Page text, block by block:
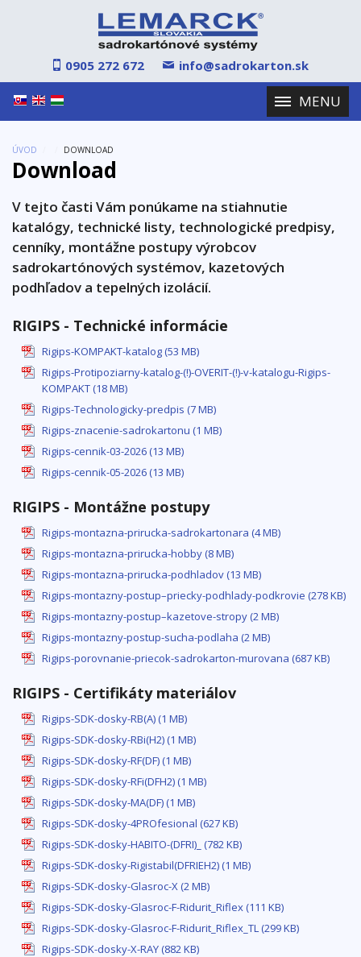
0905 272 672 info@sadrokarton.sk
MENU
ÚVOD DOWNLOAD
Download
V tejto časti Vám ponúkame na stiahnutie
katalógy, technické listy, technologické predpisy,
cenníky, montážne postupy výrobcov
sadrokartónových systémov, kazetových
podhľadov a tepelných izolácií.
RIGIPS - Technické informácie
Rigips-KOMPAKT-katalog (53 MB)
Rigips-Protipoziarny-katalog-(!)-OVERIT-(!)-v-katalogu-Rigips-
KOMPAKT (18 MB)
Rigips-Technologicky-predpis (7 MB)
Rigips-znacenie-sadrokartonu (1 MB)
Rigips-cennik-03-2026 (13 MB)
Rigips-cennik-05-2026 (13 MB)
RIGIPS - Montážne postupy
Rigips-montazna-prirucka-sadrokartonara (4 MB)
Rigips-montazna-prirucka-hobby (8 MB)
Rigips-montazna-prirucka-podhladov (13 MB)
Rigips-montazny-postup–priecky-podhlady-podkrovie (278 KB)
Rigips-montazny-postup–kazetove-stropy (2 MB)
Rigips-montazny-postup-sucha-podlaha (2 MB)
Rigips-porovnanie-priecok-sadrokarton-murovana (687 KB)
RIGIPS - Certifikáty materiálov
Rigips-SDK-dosky-RB(A) (1 MB)
Rigips-SDK-dosky-RBi(H2) (1 MB)
Rigips-SDK-dosky-RF(DF) (1 MB)
Rigips-SDK-dosky-RFi(DFH2) (1 MB)
Rigips-SDK-dosky-MA(DF) (1 MB)
Rigips-SDK-dosky-4PROfesional (627 KB)
Rigips-SDK-dosky-HABITO-(DFRI)_ (782 KB)
Rigips-SDK-dosky-Rigistabil(DFRIEH2) (1 MB)
Rigips-SDK-dosky-Glasroc-X (2 MB)
Rigips-SDK-dosky-Glasroc-F-Ridurit_Riflex (111 KB)
Rigips-SDK-dosky-Glasroc-F-Ridurit_Riflex_TL (299 KB)
Rigips-SDK-dosky-X-RAY (882 KB)